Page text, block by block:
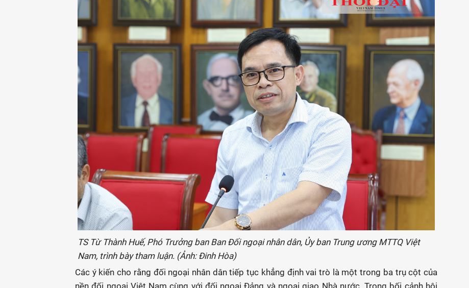
TS Từ Thành Huế, Phó Trưởng ban Ban Đối ngoại nhân dân, Ủy ban Trung ương MTTQ Việt
Nam, trình bày tham luận. (Ảnh: Đinh Hòa)
Các ý kiến cho rằng đối ngoại nhân dân tiếp tục khẳng định vai trò là một trong ba trụ cột của
nền đối ngoại Việt Nam cùng với đối ngoại Đảng và ngoại giao Nhà nước. Trong bối cảnh hội